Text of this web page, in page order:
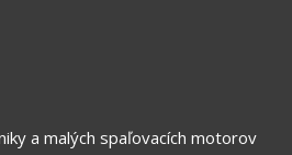
a malých spaľovacích motorov